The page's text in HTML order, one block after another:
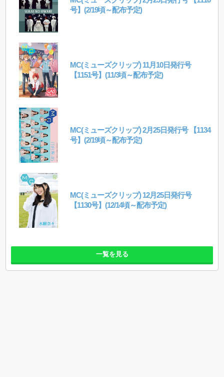
号】(2/19頃～配布予定)
MC(ミューズクリップ) 11月10日発行号
【1151号】(11/3頃～配布予定)
MC(ミューズクリップ) 2月25日発行号 【1134
号】(2/19頃～配布予定)
MC(ミューズクリップ) 12月25日発行号
【1130号】(12/14頃～配布予定)
一覧を見る